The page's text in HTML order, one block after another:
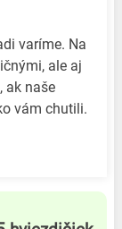
varíme. Na
ale aj
ak naše
vám chutili.